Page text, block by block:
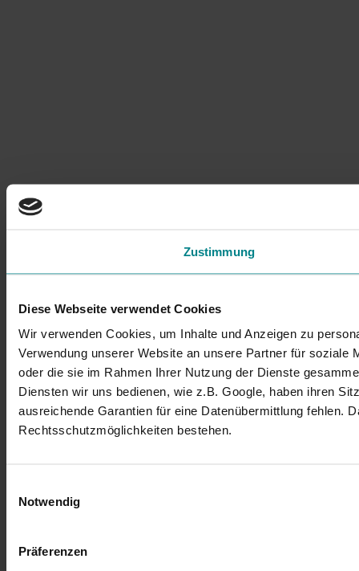
Zustimmung
Diese Webseite verwendet Cookies
Wir verwenden Cookies, um Inhalte und Anzeigen zu
Verwendung unserer Website an unsere Partner für soziale
oder die sie im Rahmen Ihrer Nutzung der Dienste
Diensten wir uns bedienen, wie z.B. Google, haben ihren
ausreichende Garantien für eine Datenübermittlung fehlen.
Rechtsschutzmöglichkeiten bestehen.
Notwendig
Präferenzen